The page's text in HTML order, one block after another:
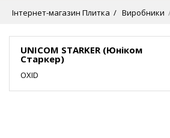
Інтернет-магазин Плитка Виробники
UNICOM STARKER (Юніком
Старкер)
OXID